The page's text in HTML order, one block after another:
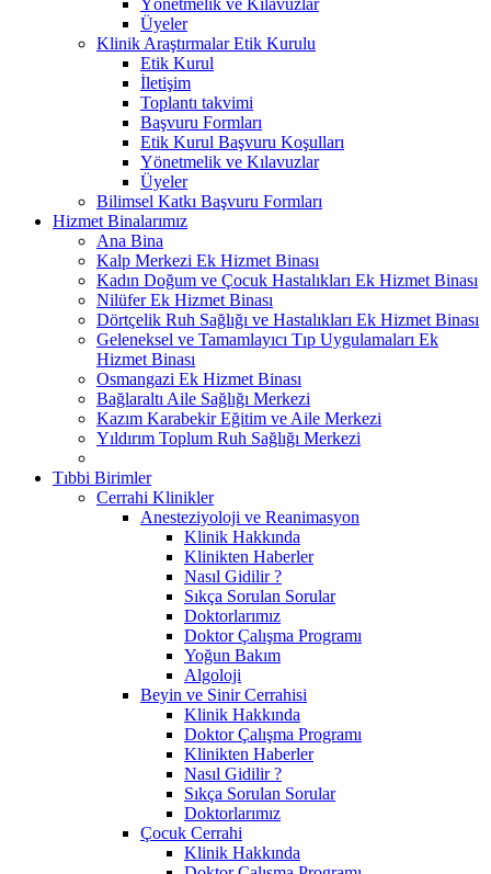
Üyeler
Klinik Araştırmalar Etik Kurulu
Etik Kurul
İletişim
Toplantı takvimi
Başvuru Formları
Etik Kurul Başvuru Koşulları
Yönetmelik ve Kılavuzlar
Üyeler
Bilimsel Katkı Başvuru Formları
Hizmet Binalarımız
Ana Bina
Kalp Merkezi Ek Hizmet Binası
Kadın Doğum ve Çocuk Hastalıkları Ek Hizmet Binası
Nilüfer Ek Hizmet Binası
Dörtçelik Ruh Sağlığı ve Hastalıkları Ek Hizmet Binası
Geleneksel ve Tamamlayıcı Tıp Uygulamaları Ek
Hizmet Binası
Osmangazi Ek Hizmet Binası
Bağlaraltı Aile Sağlığı Merkezi
Kazım Karabekir Eğitim ve Aile Merkezi
Yıldırım Toplum Ruh Sağlığı Merkezi
Tıbbi Birimler
Cerrahi Klinikler
Anesteziyoloji ve Reanimasyon
Klinik Hakkında
Klinikten Haberler
Nasıl Gidilir ?
Sıkça Sorulan Sorular
Doktorlarımız
Doktor Çalışma Programı
Yoğun Bakım
Algoloji
Beyin ve Sinir Cerrahisi
Klinik Hakkında
Doktor Çalışma Programı
Klinikten Haberler
Nasıl Gidilir ?
Sıkça Sorulan Sorular
Doktorlarımız
Çocuk Cerrahi
Klinik Hakkında